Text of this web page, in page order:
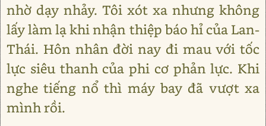
nhờ dạy nhảy. Tôi xót xa nhưng không
lấy làm lạ khi nhận thiệp báo hỉ của Lan-
Thái. Hôn nhân đời nay đi mau với tốc
lực siêu thanh của phi cơ phản lực. Khi
nghe tiếng nổ thì máy bay đã vượt xa
mình rồi.